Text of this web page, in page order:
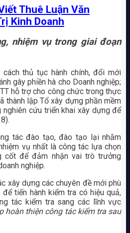
Thuê Luận Văn
Kinh Doanh
nhiệm vụ trong giai đoạn
thủ tục hành chính, đổi mới
gây phiền hà cho Doanh nghiệp;
hỗ trợ cho công chức trong thực
thành lập Tổ xây dựng phần mềm
nghiên cứu triển khai xây dựng để
tác đào tạo, đào tạo lại nhằm
vụ nhất là công tác lựa chọn
cốt để đảm nhận vai trò trưởng
nghiệp.
xây dựng các chuyên đề mới phù
tiến hành kiểm tra có hiệu quả,
tác kiểm tra sang các lĩnh vực
hoàn thiện công tác kiểm tra sau